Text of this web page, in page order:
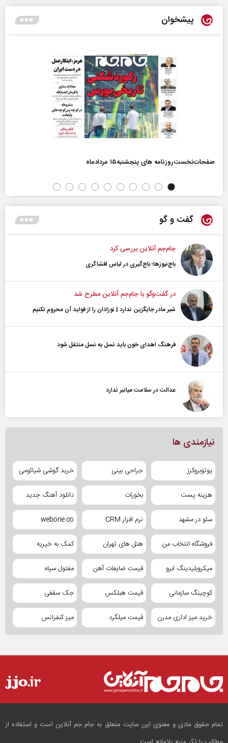
پیشخوان
صفحات‌نخست‌روزنامه ها‌ی پنجشنبه‌۱۵ مردادماه
گفت و گو
جام‌جم آنلاین بررسی کرد
باج‌نیوزها؛ باج‌گیری در لباس افشاگری
در گفت‌و‌گو با جام‌جم آنلاین مطرح شد
شیر مادر جایگزین ندارد | نوزادان را از فواید آن محروم نکنیم
فرهنگ اهدای خون باید نسل به نسل منتقل شود
عدالت در سلامت میانبر ندارد
نیازمندی ها
یوتوبروکرز جراحی بینی خرید گوشی شیائومی
هزینه پست بخورات دانلود آهنگ جدید
سئو در مشهد نرم افزار CRM webone.co
فروشگاه انتخاب من هتل های تهران کمک به خیریه
میکروبلیدینگ ابرو قیمت ضایعات آهن مفتول سیاه
کوچینگ سازمانی قیمت هبلکس جک سقفی
خرید میز اداری مدرن قیمت میلگرد میز کنفرانس
تمام حقوق مادی و معنوی این سایت متعلق به جام جم آنلاین است و استفاده از